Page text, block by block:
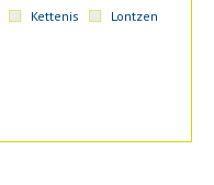
Kettenis
Lontzen